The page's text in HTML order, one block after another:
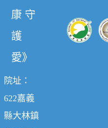
康 守
護
愛》
院址：
622嘉義
縣大林鎮